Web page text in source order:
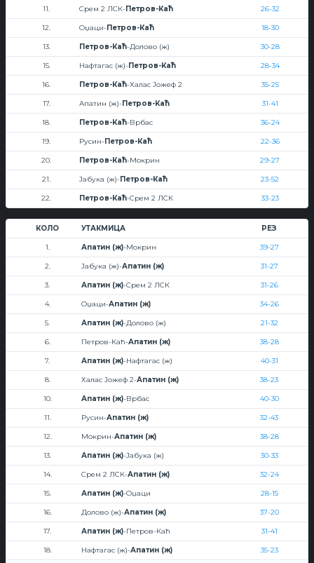
11. Срем 2 ЛСК-Петров-Каћ 26-32
12. Оџаци-Петров-Каћ 18-30
13. Петров-Каћ-Долово (ж) 30-28
15. Нафтагас (ж)-Петров-Каћ 28-34
16. Петров-Каћ-Халас Јожеф 2 35-25
17. Апатин (ж)-Петров-Каћ 31-41
18. Петров-Каћ-Врбас 36-24
19. Русин-Петров-Каћ 22-36
20. Петров-Каћ-Мокрин 29-27
21. Јабука (ж)-Петров-Каћ 23-52
22. Петров-Каћ-Срем 2 ЛСК 33-23
КОЛО УТАКМИЦА РЕЗ
1. Апатин (ж)-Мокрин 39-27
2. Јабука (ж)-Апатин (ж) 31-27
3. Апатин (ж)-Срем 2 ЛСК 31-26
4. Оџаци-Апатин (ж) 34-26
5. Апатин (ж)-Долово (ж) 21-32
6. Петров-Каћ-Апатин (ж) 38-28
7. Апатин (ж)-Нафтагас (ж) 40-31
8. Халас Јожеф 2-Апатин (ж) 38-23
10. Апатин (ж)-Врбас 40-30
11. Русин-Апатин (ж) 32-43
12. Мокрин-Апатин (ж) 38-28
13. Апатин (ж)-Јабука (ж) 30-33
14. Срем 2 ЛСК-Апатин (ж) 32-24
15. Апатин (ж)-Оџаци 28-15
16. Долово (ж)-Апатин (ж) 37-20
17. Апатин (ж)-Петров-Каћ 31-41
18. Нафтагас (ж)-Апатин (ж) 35-23